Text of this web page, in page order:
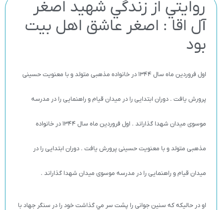
روايتي از زندگي شهيد اصغر
آل اقا : اصغر عاشق اهل بيت
بود
اول فروردین ماه سال 1344 در خانواده مذهبی متولد و با معنویت حسینی
پرورش یافت . دوران ابتدایی را در میدان قیام و راهنمایی را در مدرسه
موسوی میدان شهدا گذاراند . اول فروردین ماه سال 1344 در خانواده
مذهبی متولد و با معنویت حسینی پرورش یافت . دوران ابتدایی را در
میدان قیام و راهنمایی را در مدرسه موسوی میدان شهدا گذاراند .
او در حالیکه که سنین جوانی را پشت سر مي گذاشت خود را در سنگر جهاد با